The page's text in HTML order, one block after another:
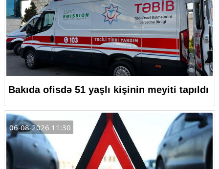
Bakıda ofisdə 51 yaşlı kişinin meyiti tapıldı
06-08-2026 11:30